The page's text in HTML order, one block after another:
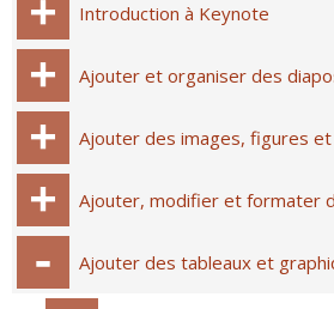
Introduction à Keynote
Ajouter et organiser des
Ajouter des images, figures
Ajouter, modifier et formater
Ajouter des tableaux et